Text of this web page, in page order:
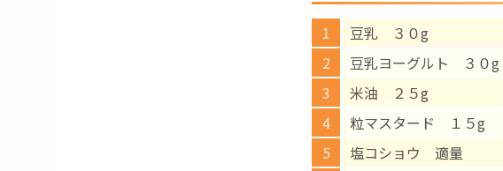
豆乳 ３０g
豆乳ヨーグルト ３０g
米油 ２５g
粒マスタード １５g
塩コショウ 適量